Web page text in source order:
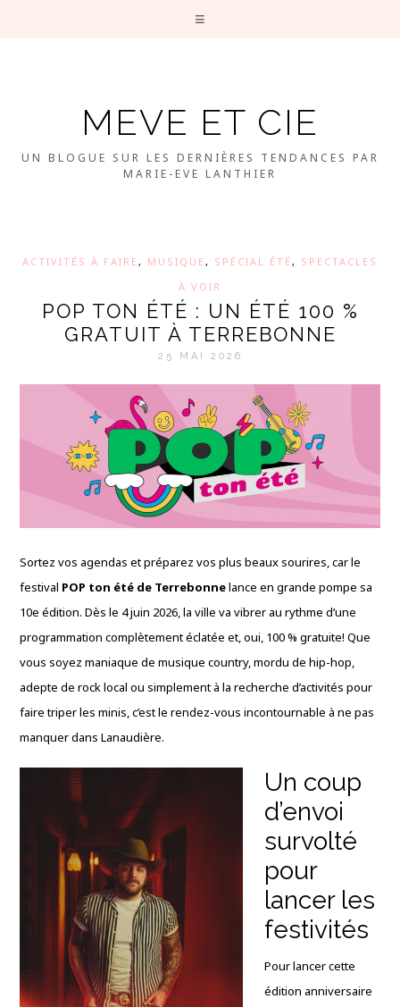
MEVE ET CIE
UN BLOGUE SUR LES DERNIÈRES TENDANCES PAR
MARIE-EVE LANTHIER
ACTIVITÉS À FAIRE, MUSIQUE, SPÉCIAL ÉTÉ, SPECTACLES
À VOIR
POP TON ÉTÉ : UN ÉTÉ 100 %
GRATUIT À TERREBONNE
25 MAI 2026
Sortez vos agendas et préparez vos plus beaux sourires, car le
festival POP ton été de Terrebonnelance en grande pompe sa
10e édition. Dès le 4 juin 2026, la ville va vibrer au rythme d’une
programmation complètement éclatée et, oui, 100 % gratuite! Que
vous soyez maniaque de musique country, mordu de hip-hop,
adepte de rock local ou simplement à la recherche d’activités pour
faire triper les minis, c’est le rendez-vous incontournable à ne pas
manquer dans Lanaudière.
Un coup
d’envoi
survolté
pour
lancer les
festivités
Pour lancer cette
édition anniversaire